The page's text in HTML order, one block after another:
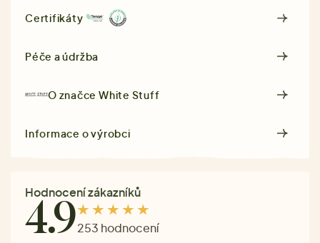
Certifikáty
Péče a údržba
O značceWhite Stuff
Informace o výrobci
Hodnocení zákazníků
4.9253 hodnocení